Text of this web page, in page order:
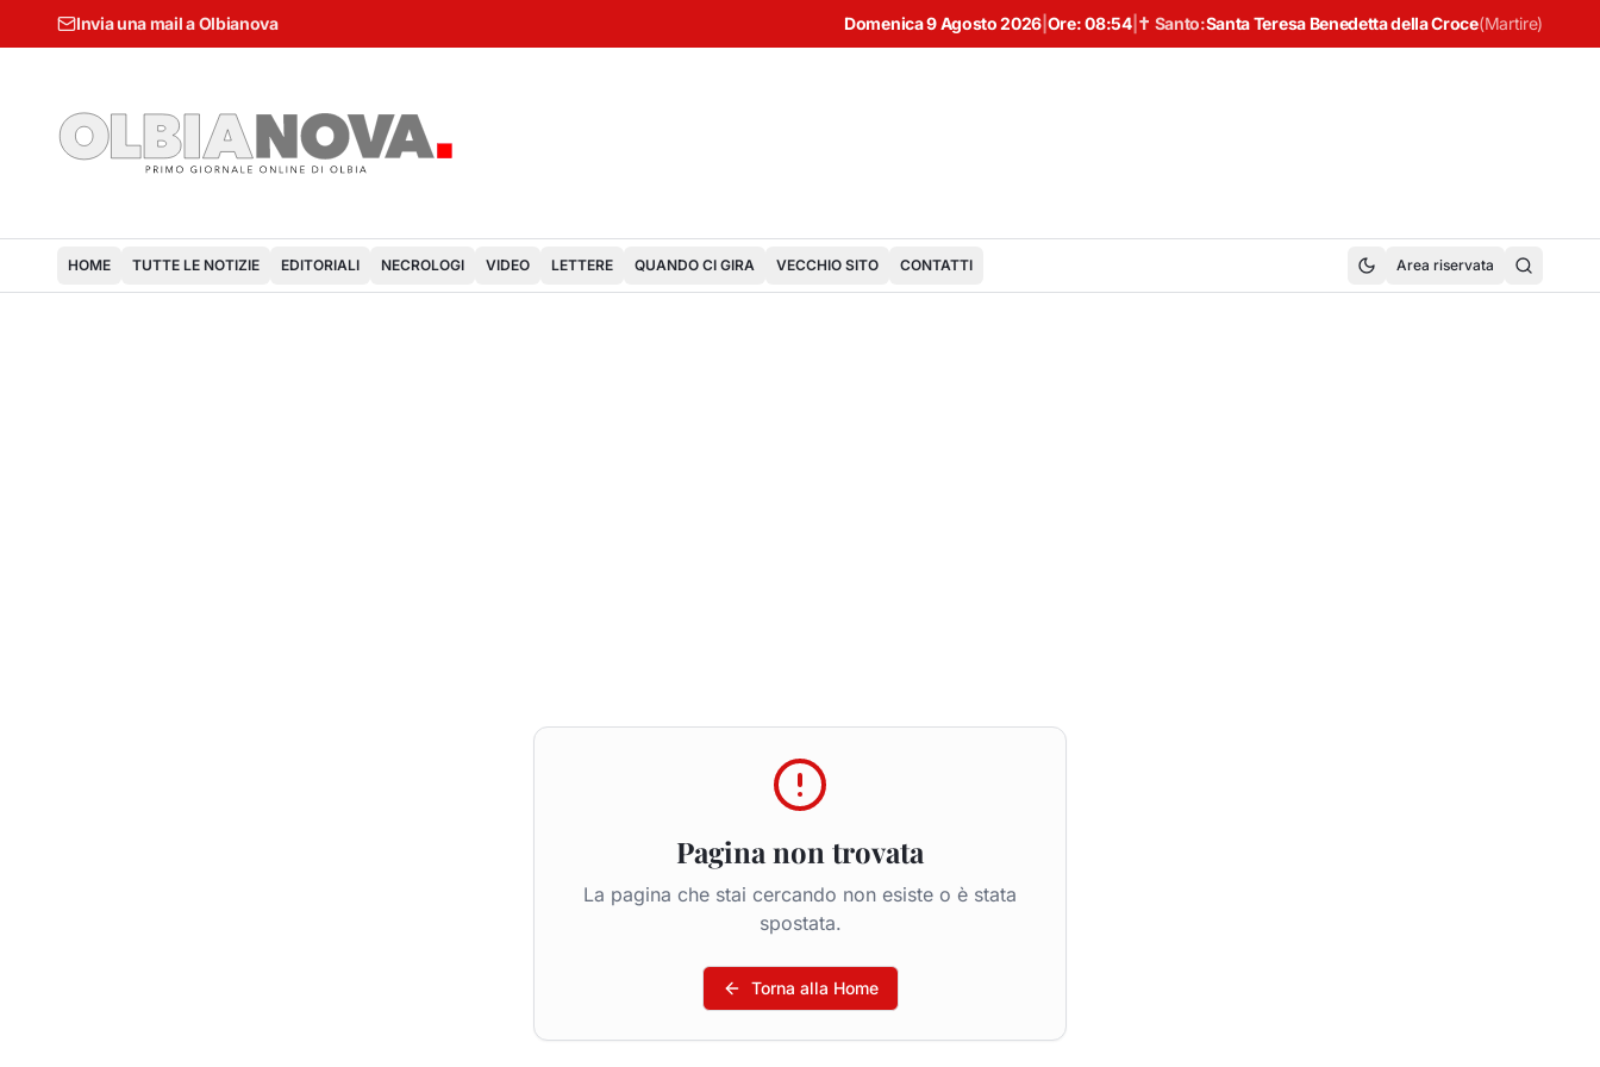
Invia una mail a Olbianova Domenica 9 Agosto 2026 Ore:08:54| ✝ Santo:Santa Teresa Benedetta della Croce(Martire)
HOME TUTTE LE NOTIZIE EDITORIALI NECROLOGI VIDEO LETTERE QUANDO CI GIRA VECCHIO SITO CONTATTI Area riservata
Pagina non trovata
La pagina che stai cercando non esiste o è stata
spostata.
Torna alla Home